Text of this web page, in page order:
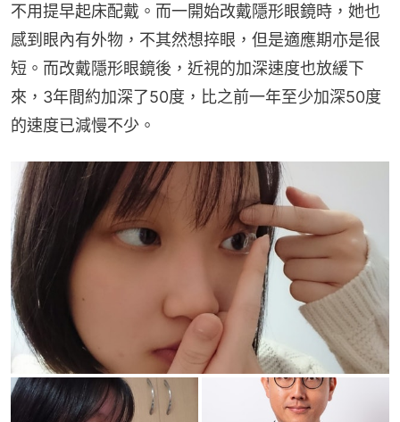
不用提早起床配戴。而一開始改戴隱形眼鏡時，她也
感到眼內有外物，不其然想捽眼，但是適應期亦是很
短。而改戴隱形眼鏡後，近視的加深速度也放緩下
來，3年間約加深了50度，比之前一年至少加深50度
的速度已減慢不少。